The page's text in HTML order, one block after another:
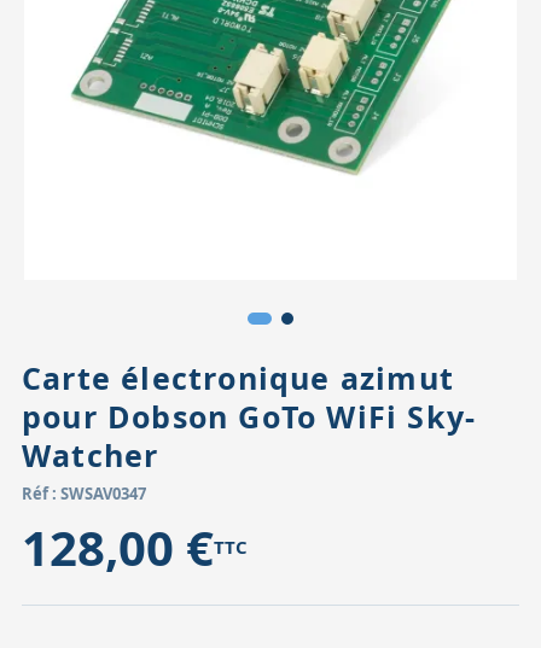
Accessoires pour montures
Têtes
Pièces détachées
Carte électronique azimut
pour Dobson GoTo WiFi Sky-
Watcher
Réf : SWSAV0347
128,00 €TTC